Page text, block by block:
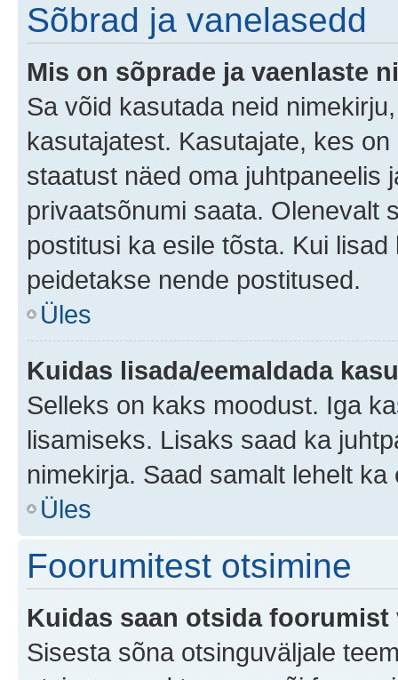
Sõbrad ja vanelasedd
Mis on sõprade ja vaenlaste
Sa võid kasutada neid
kasutajatest. Kasutajate, kes
staatust näed oma juhtpaneelis
privaatsõnumi saata. Olenevalt
postitusi ka esile tõsta. Kui
peidetakse nende postitused.
Üles
Kuidas lisada/eemaldada
Selleks on kaks moodust. Iga
lisamiseks. Lisaks saad ka
nimekirja. Saad samalt lehelt ka
Üles
Foorumitest otsimine
Kuidas saan otsida
Sisesta sõna otsinguväljale